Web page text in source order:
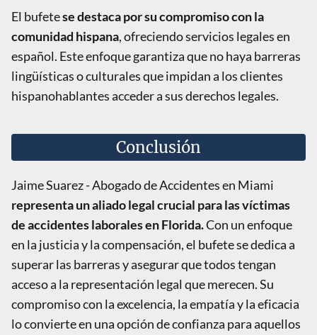
El bufetese destaca por su compromiso con la
comunidad hispana, ofreciendo servicios legales en
español. Este enfoque garantiza que no haya barreras
lingüísticas o culturales que impidan a los clientes
hispanohablantes acceder a sus derechos legales.
Conclusión
Jaime Suarez - Abogado de Accidentes en Miami
representa un aliado legal crucial para las víctimas
de accidentes laborales en Florida.Con un enfoque
en la justicia y la compensación, el bufete se dedica a
superar las barreras y asegurar que todos tengan
acceso a la representación legal que merecen. Su
compromiso con la excelencia, la empatía y la eficacia
lo convierte en una opción de confianza para aquellos